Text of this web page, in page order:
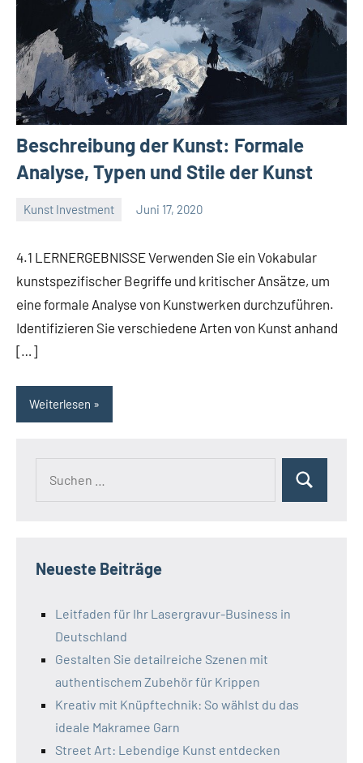
Beschreibung der Kunst: Formale
Analyse, Typen und Stile der Kunst
Kunst Investment Juni 17, 2020
4.1 LERNERGEBNISSE Verwenden Sie ein Vokabular
kunstspezifischer Begriffe und kritischer Ansätze, um
eine formale Analyse von Kunstwerken durchzuführen.
Identifizieren Sie verschiedene Arten von Kunst anhand
[…]
Weiterlesen
Neueste Beiträge
Leitfaden für Ihr Lasergravur-Business in
Deutschland
Gestalten Sie detailreiche Szenen mit
authentischem Zubehör für Krippen
Kreativ mit Knüpftechnik: So wählst du das
ideale Makramee Garn
Street Art: Lebendige Kunst entdecken